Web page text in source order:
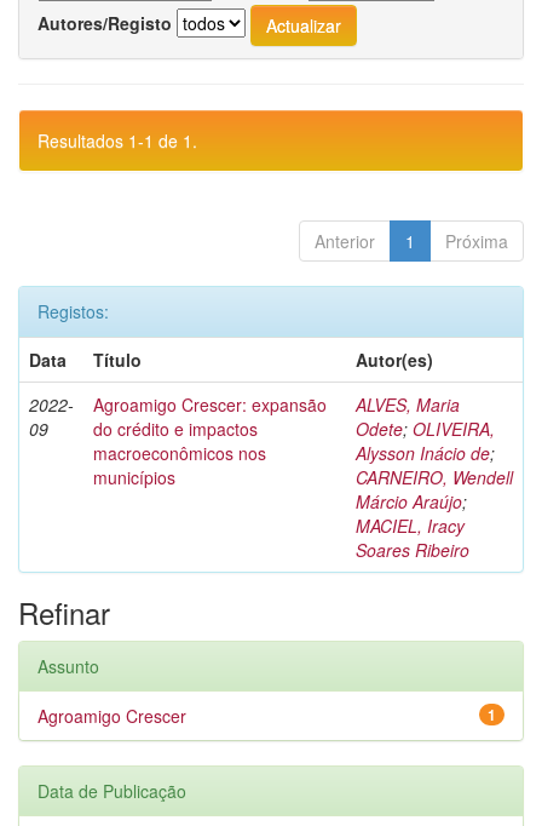
Autores/Registo
Resultados 1-1 de 1.
Anterior 1 Próxima
Registos:
Data
Título
Autor(es)
2022-
09
Agroamigo Crescer: expansão
do crédito e impactos
macroeconômicos nos
municípios
ALVES, Maria
Odete; OLIVEIRA,
Alysson Inácio de;
CARNEIRO, Wendell
Márcio Araújo;
MACIEL, Iracy
Soares Ribeiro
Refinar
Assunto
1
Agroamigo Crescer
Data de Publicação